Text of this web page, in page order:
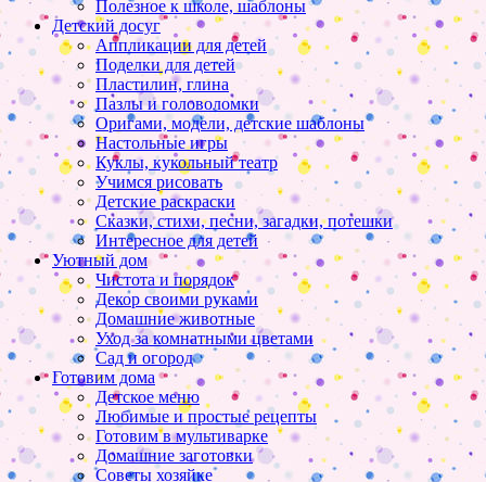
Полезное к школе, шаблоны
Детский досуг
Аппликации для детей
Поделки для детей
Пластилин, глина
Пазлы и головоломки
Оригами, модели, детские шаблоны
Настольные игры
Куклы, кукольный театр
Учимся рисовать
Детские раскраски
Сказки, стихи, песни, загадки, потешки
Интересное для детей
Уютный дом
Чистота и порядок
Декор своими руками
Домашние животные
Уход за комнатными цветами
Сад и огород
Готовим дома
Детское меню
Любимые и простые рецепты
Готовим в мультиварке
Домашние заготовки
Советы хозяйке